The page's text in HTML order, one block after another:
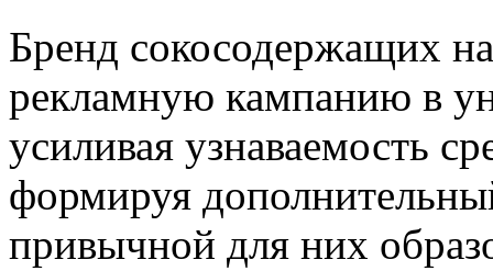
Бренд сокосодержащих
рекламную кампанию в
усиливая узнаваемость
формируя
привычной для них